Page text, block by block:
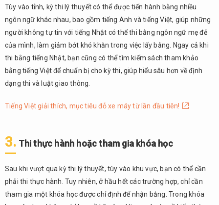
6.
thống
hỗ
trợ
dành
cho
người
Việt
7.
Tùy vào tỉnh, kỳ thi lý thuyết có thể được tiến hành bằng nhiều
ngôn ngữ khác nhau, bao gồm tiếng Anh và tiếng Việt, giúp những
người không tự tin với tiếng Nhật có thể thi bằng ngôn ngữ mẹ đẻ
của mình, làm giảm bớt khó khăn trong việc lấy bằng. Ngay cả khi
thi bằng tiếng Nhật, bạn cũng có thể tìm kiếm sách tham khảo
bằng tiếng Việt để chuẩn bị cho kỳ thi, giúp hiểu sâu hơn về định
dạng thi và luật giao thông.
Tiếng Việt giải thích, mục tiêu đỗ xe máy từ lần đầu tiên!
3. Thi thực hành hoặc tham gia khóa học
Sau khi vượt qua kỳ thi lý thuyết, tùy vào khu vực, bạn có thể cần
phải thi thực hành. Tuy nhiên, ở hầu hết các trường hợp, chỉ cần
tham gia một khóa học được chỉ định để nhận bằng. Trong khóa